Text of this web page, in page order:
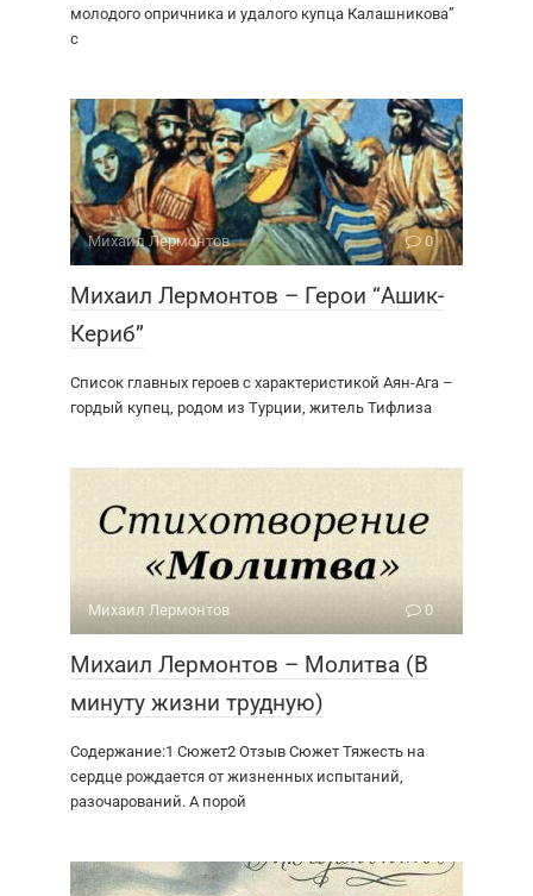
молодого опричника и удалого купца Калашникова”
с
Михаил Лермонтов 0
Михаил Лермонтов – Герои “Ашик-
Кериб”
Список главных героев с характеристикой Аян-Ага –
гордый купец, родом из Турции, житель Тифлиза
Михаил Лермонтов 0
Михаил Лермонтов – Молитва (В
минуту жизни трудную)
Содержание:1 Сюжет2 Отзыв Сюжет Тяжесть на
сердце рождается от жизненных испытаний,
разочарований. А порой